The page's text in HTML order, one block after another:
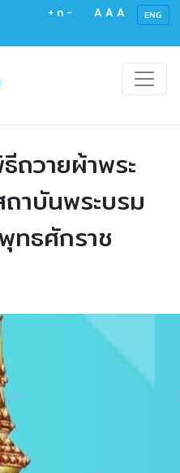
+ ก - A A A ENG
ถวายผ้าพระ
าบันพระบรม
ทธศักราช